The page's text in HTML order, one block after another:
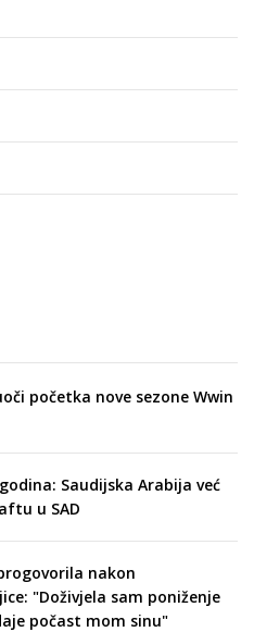
početka nove sezone Wwin
Saudijska Arabija već
u SAD
nakon
"Doživjela sam poniženje
počast mom sinu"